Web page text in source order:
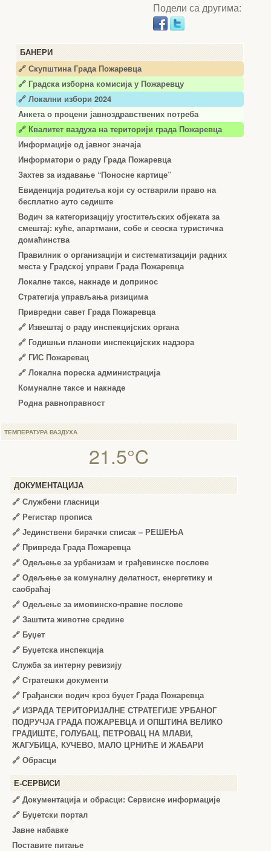
БАНЕРИ
🔗 Скупштина Града Пожаревца
🔗 Градска изборна комисија у Пожаревцу
🔗 Локални избори 2024
Анкета о процени јавноздравствених потреба
🔗 Квалитет ваздуха на територији града Пожаревца
Информације од јавног значаја
Информатори о раду Града Пожаревца
Захтев за издавање “Поносне картице”
Евиденција родитеља који су остварили право на
бесплатно ауто седиште
Водич за категоризацију угоститељских објеката за
смештај: куће, апартмани, собе и сеоска туристичка
домаћинства
Правилник о организацији и систематизацији радних
места у Градској управи Града Пожаревца
Локалне таксе, накнаде и допринос
Стратегија управљања ризицима
Привредни савет Града Пожаревца
🔗 Извештај о раду инспекцијских органа
🔗 Годишњи планови инспекцијских надзора
🔗 ГИС Пожаревац
🔗 Локална пореска администрација
Комуналне таксе и накнаде
Родна равноправност
Подели са другима:
ТЕМПЕРАТУРА ВАЗДУХА
21.5°C
ДОКУМЕНТАЦИЈА
🔗 Службени гласници
🔗 Регистар прописа
🔗 Јединствени бирачки списак – РЕШЕЊА
🔗 Привреда Града Пожаревца
🔗 Одељење за урбанизам и грађевинске послове
🔗 Одељење за комуналну делатност, енергетику и
саобраћај
🔗 Одељење за имовинско-правне послове
🔗 Заштита животне средине
🔗 Буџет
🔗 Буџетска инспекција
Служба за интерну ревизију
🔗 Стратешки документи
🔗 Грађански водич кроз буџет Града Пожаревца
🔗 ИЗРАДА ТЕРИТОРИЈАЛНЕ СТРАТЕГИЈЕ УРБАНОГ
ПОДРУЧЈА ГРАДА ПОЖАРЕВЦА И ОПШТИНА ВЕЛИКО
ГРАДИШТЕ, ГОЛУБАЦ, ПЕТРОВАЦ НА МЛАВИ,
ЖАГУБИЦА, КУЧЕВО, МАЛО ЦРНИЋЕ И ЖАБАРИ
🔗 Обрасци
Е-СЕРВИСИ
🔗 Документација и обрасци: Сервисне информације
🔗 Буџетски портал
Јавне набавке
Поставите питање